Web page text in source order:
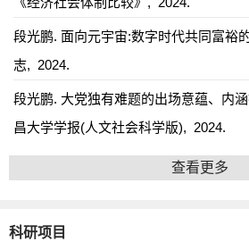
段光鹏. 面向元宇宙:数字时代共同富裕
志, 2024.
段光鹏. 大党独有难题的出场意蕴、内
昌大学学报(人文社会科学版), 2024.
查看更多
科研项目